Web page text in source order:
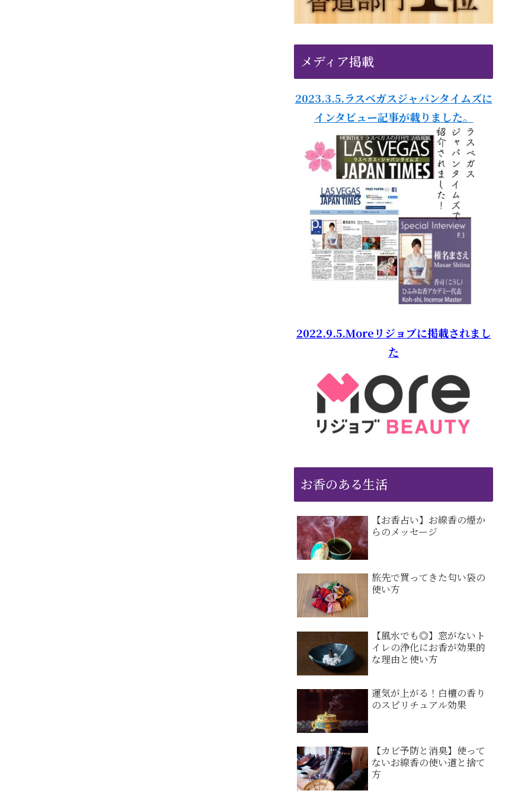
メディア掲載
2023.3.5.ラスベガスジャパンタイムズに
インタビュー記事が載りました。
2022.9.5.Moreリジョブに掲載されまし
た
お香のある生活
【お香占い】お線香の煙か
らのメッセージ
旅先で買ってきた匂い袋の
使い方
【風水でも◎】窓がないト
イレの浄化にお香が効果的
な理由と使い方
運気が上がる！白檀の香り
のスピリチュアル効果
【カビ予防と消臭】使って
ないお線香の使い道と捨て
方